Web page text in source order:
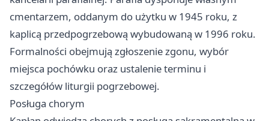
cmentarzem, oddanym do użytku w 1945 roku, z
kaplicą przedpogrzebową wybudowaną w 1996 roku.
Formalności obejmują zgłoszenie zgonu, wybór
miejsca pochówku oraz ustalenie terminu i
szczegółów liturgii pogrzebowej.
Posługa chorym